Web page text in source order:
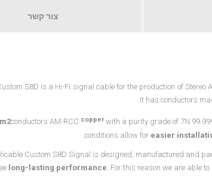
צור קשר
S8D is a Hi-Fi signal cable for the production of
it has conductors
conductors AM-RCC copperwith a purity grade of 7N
conditions allow for easier
Custom S8D Signal is designed, manufactured and
long-lasting performance . For this reason we are able